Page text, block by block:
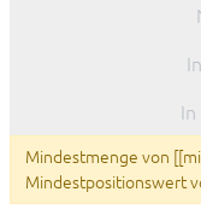
Mindestmenge von
Mindestpositionswert